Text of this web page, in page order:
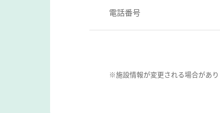
電話番号
※施設情報が変更される場合があり